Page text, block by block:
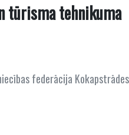
tūrisma tehnikuma
federācija Kokapstrādes